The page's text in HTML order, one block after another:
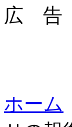
広 告
ホーム